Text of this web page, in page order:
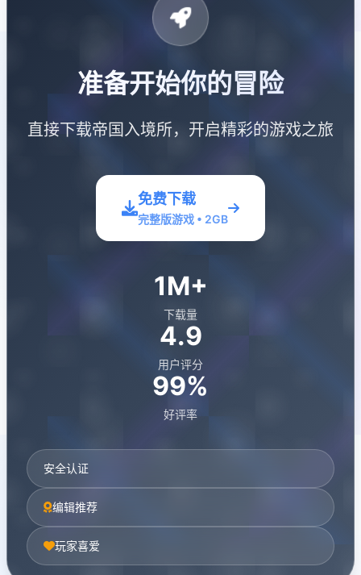
准备开始你的冒险
直接下载帝国入境所，开启精彩的游戏之旅
免费下载
完整版游戏 • 2GB
1M+
下载量
4.9
用户评分
99%
好评率
安全认证
编辑推荐
玩家喜爱